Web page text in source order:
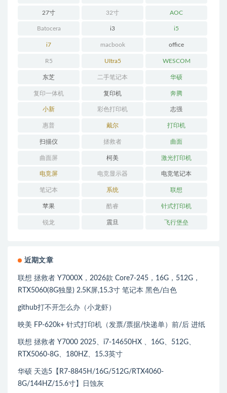
27寸 32寸 AOC
Batocera i3 i5
i7 macbook office
R5 UItra5 WESCOM
东芝 二手笔记本 华硕
复印一体机 复印机 奔腾
小新 彩色打印机 志强
惠普 戴尔 打印机
扫描仪 拯救者 曲面
曲面屏 柯美 激光打印机
电竞屏 电竞显示器 电竞笔记本
笔记本 系统 联想
苹果 酷睿 针式打印机
锐龙 震旦 飞行堡垒
近期文章
联想 拯救者 Y7000X，2026款 Core7-245，16G，512G，
RTX5060(8G独显) 2.5K屏,15.3寸 笔记本 黑色/白色
github打不开怎么办（小龙虾）
映美 FP-620k+ 针式打印机（发票/票据/快递单）前/后 进纸
联想 拯救者 Y7000 2025、i7-14650HX 、16G、512G、
RTX5060-8G、180HZ、15.3英寸
华硕 天选5【R7-8845H/16G/512G/RTX4060-
8G/144HZ/15.6寸】日蚀灰